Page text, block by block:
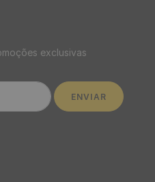
exclusivas
ENVIAR